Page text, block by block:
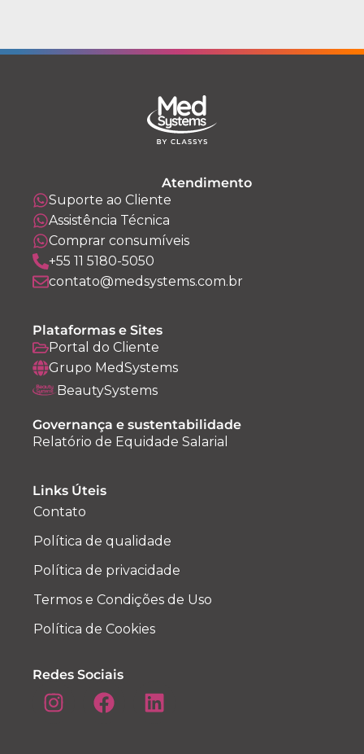
Atendimento
Suporte ao Cliente
Assistência Técnica
Comprar consumíveis
+55 11 5180-5050
contato@medsystems.com.br
Plataformas e Sites
Portal do Cliente
Grupo MedSystems
BeautySystems
Governança e sustentabilidade
Relatório de Equidade Salarial
Links Úteis
Contato
Política de qualidade
Política de privacidade
Termos e Condições de Uso
Política de Cookies
Redes Sociais